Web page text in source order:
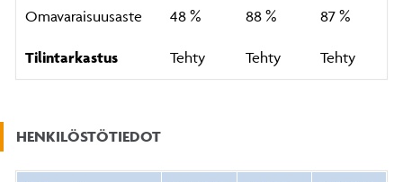
Omavaraisuusaste 48 % 88 % 87 %
Tilintarkastus Tehty Tehty Tehty
HENKILÖSTÖTIEDOT